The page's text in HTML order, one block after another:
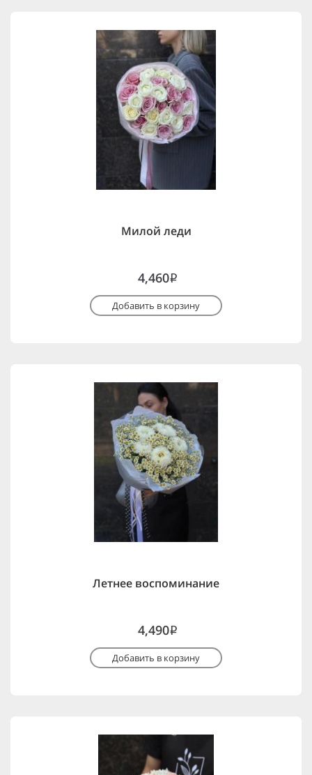
Милой леди
4,460i
Добавить в корзину
Летнее воспоминание
4,490i
Добавить в корзину